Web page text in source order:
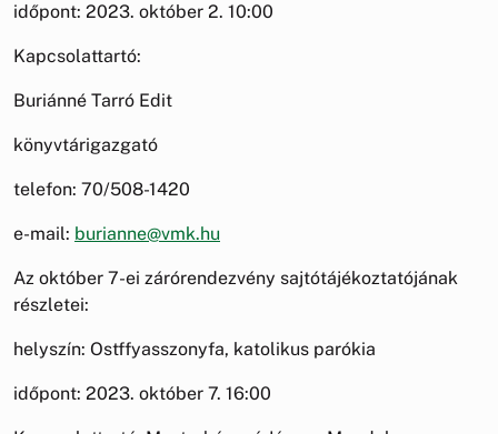
időpont: 2023. október 2. 10:00
Kapcsolattartó:
Buriánné Tarró Edit
könyvtárigazgató
telefon: 70/508-1420
e-mail: burianne@vmk.hu
Az október 7-ei zárórendezvény sajtótájékoztatójának
részletei:
helyszín: Ostffyasszonyfa, katolikus parókia
időpont: 2023. október 7. 16:00